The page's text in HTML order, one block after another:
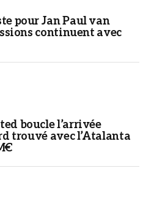
pour Jan Paul van
continuent avec
boucle l’arrivée
trouvé avec l’Atalanta